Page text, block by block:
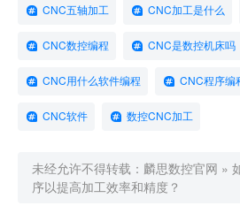
CNC五轴加工 CNC加工是什么
CNC数控编程 CNC是数控机床吗
CNC用什么软件编程 CNC程序编
CNC软件 数控CNC加工
未经允许不得转载： 麟思数控官网 »
序以提高加工效率和精度？